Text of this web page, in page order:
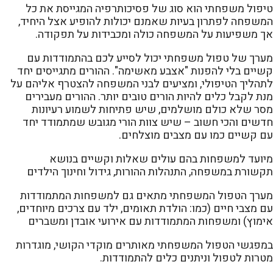
טיפול משפחתי הוא סוג של פסיכותרפיה המגייסת את כל
המשפחה לפתרון בעיות שאמנם יכולות להופיע אצל היחיד,
אך משפיעות על המשפחה כולה ומכבידות על תפקודה.
מערך של טפול משפחתי יכול לסייע לכם בהתמודדות עם
קשיים בלי להפנות "אצבע מאשימה". ההורים מתגייסים יחד
לתהליך הטיפולי, ומציעים לבני המשפחה להצטרף אליהם על
מנת לקבל כלים להיות הורים טובים יותר. ההורים מעבירים
מסר שלא כולם מושלמים, שיש פתיחות לשמוע רעיונות
חדשים והכי חשוב – שיש צוות הורי מגובש שמתמודד יחד
עם קשיים כמו עם מצבים מוצלחים.
מיועד למשפחות בהם עולים שאלות וקשיים בנושא
תקשורת במשפחה, התנהלות ההורות, גידול וחינוך הילדים
מערך הטפול המשפחתי מתאים גם למשפחות המתמודדות
עם מצבי חיים (כמו: הולדת תאומים, ילד עם צרכים מיוחדים,
אימוץ) ומשפחות המתמודדות עם אירועי אובדן ומשברים
במפגשי הטפול המשפחתי מאותרים מוקדי הקושי, מוגדרות
מטרות לטפול וניתנים כלים להתמודדות.